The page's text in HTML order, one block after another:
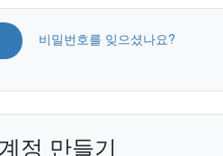
비밀번호를 잊으셨나요?
계정 만들기